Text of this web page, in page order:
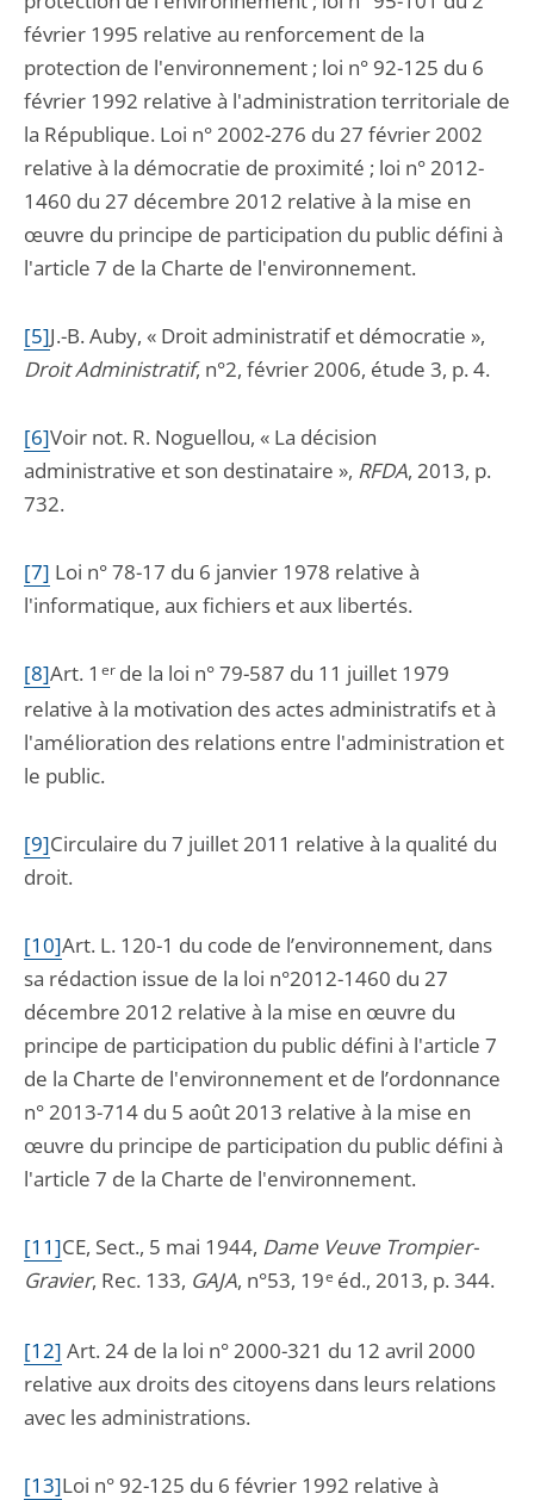
février 1995 relative au renforcement de la
protection de l'environnement ; loi n° 92-125 du 6
février 1992 relative à l'administration territoriale de
la République. Loi n° 2002-276 du 27 février 2002
relative à la démocratie de proximité ; loi n° 2012-
1460 du 27 décembre 2012 relative à la mise en
œuvre du principe de participation du public défini à
l'article 7 de la Charte de l'environnement.
[5]J.-B. Auby, « Droit administratif et démocratie »,
Droit Administratif, n°2, février 2006, étude 3, p. 4.
[6]Voir not. R. Noguellou, « La décision
administrative et son destinataire », RFDA, 2013, p.
732.
[7] Loi n° 78-17 du 6 janvier 1978 relative à
l'informatique, aux fichiers et aux libertés.
[8]Art. 1 erde la loi n° 79-587 du 11 juillet 1979
relative à la motivation des actes administratifs et à
l'amélioration des relations entre l'administration et
le public.
[9]Circulaire du 7 juillet 2011 relative à la qualité du
droit.
[10]Art. L. 120-1 du code de l’environnement, dans
sa rédaction issue de la loi n°2012-1460 du 27
décembre 2012 relative à la mise en œuvre du
principe de participation du public défini à l'article 7
de la Charte de l'environnement et de l’ordonnance
n° 2013-714 du 5 août 2013 relative à la mise en
œuvre du principe de participation du public défini à
l'article 7 de la Charte de l'environnement.
[11]CE, Sect., 5 mai 1944, Dame Veuve Trompier-
Gravier, Rec. 133, GAJA, n°53, 19e éd., 2013, p. 344.
[12] Art. 24 de la loi n° 2000-321 du 12 avril 2000
relative aux droits des citoyens dans leurs relations
avec les administrations.
[13]Loi n° 92-125 du 6 février 1992 relative à